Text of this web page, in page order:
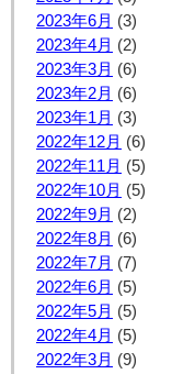
2023年6月 (3)
2023年4月 (2)
2023年3月 (6)
2023年2月 (6)
2023年1月 (3)
2022年12月 (6)
2022年11月 (5)
2022年10月 (5)
2022年9月 (2)
2022年8月 (6)
2022年7月 (7)
2022年6月 (5)
2022年5月 (5)
2022年4月 (5)
2022年3月 (9)